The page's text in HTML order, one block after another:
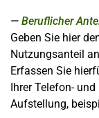
Beruflicher
Geben Sie hier
Nutzungsanteil
Erfassen Sie
Ihrer Telefon-
Aufstellung,